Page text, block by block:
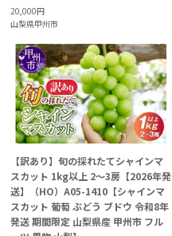
20,000円
山梨県甲州市
【訳あり】旬の採れたてシャインマ
スカット 1kg以上 2～3房【2026年発
送】（HO）A05-1410【シャインマ
スカット 葡萄 ぶどう ブドウ 令和8年
発送 期間限定 山梨県産 甲州市 フル